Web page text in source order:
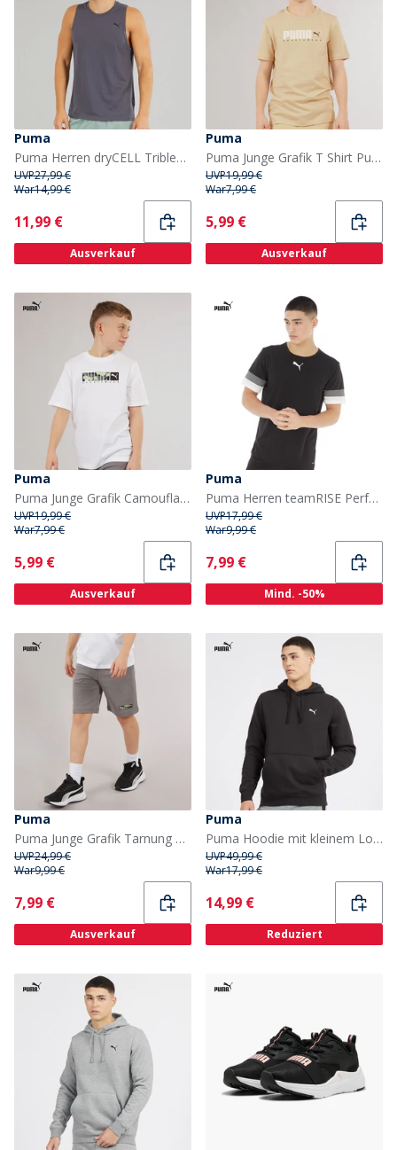
Puma
Puma Herren dryCELL Triblend Training Tank Galactic Grau
UVP27,99 €
War14,99 €
Current
11,99 €
Ausverkauf
Puma
Puma Junge Grafik T Shirt Putty
UVP19,99 €
War7,99 €
Current
5,99 €
Ausverkauf
Puma
Puma Junge Grafik Camouflage T Shirt Puma White
UVP19,99 €
War7,99 €
Current
5,99 €
Ausverkauf
Puma
Puma Herren teamRISE Performance Sporttops Schwarz
UVP17,99 €
War9,99 €
Current
7,99 €
Mind. -50%
Puma
Puma Junge Grafik Tarnung Shorts Cast Iron
UVP24,99 €
War9,99 €
Current
7,99 €
Ausverkauf
Puma
Puma Hoodie mit kleinem Logo Herren Puma Schwarz
UVP49,99 €
War17,99 €
Current
14,99 €
Reduziert